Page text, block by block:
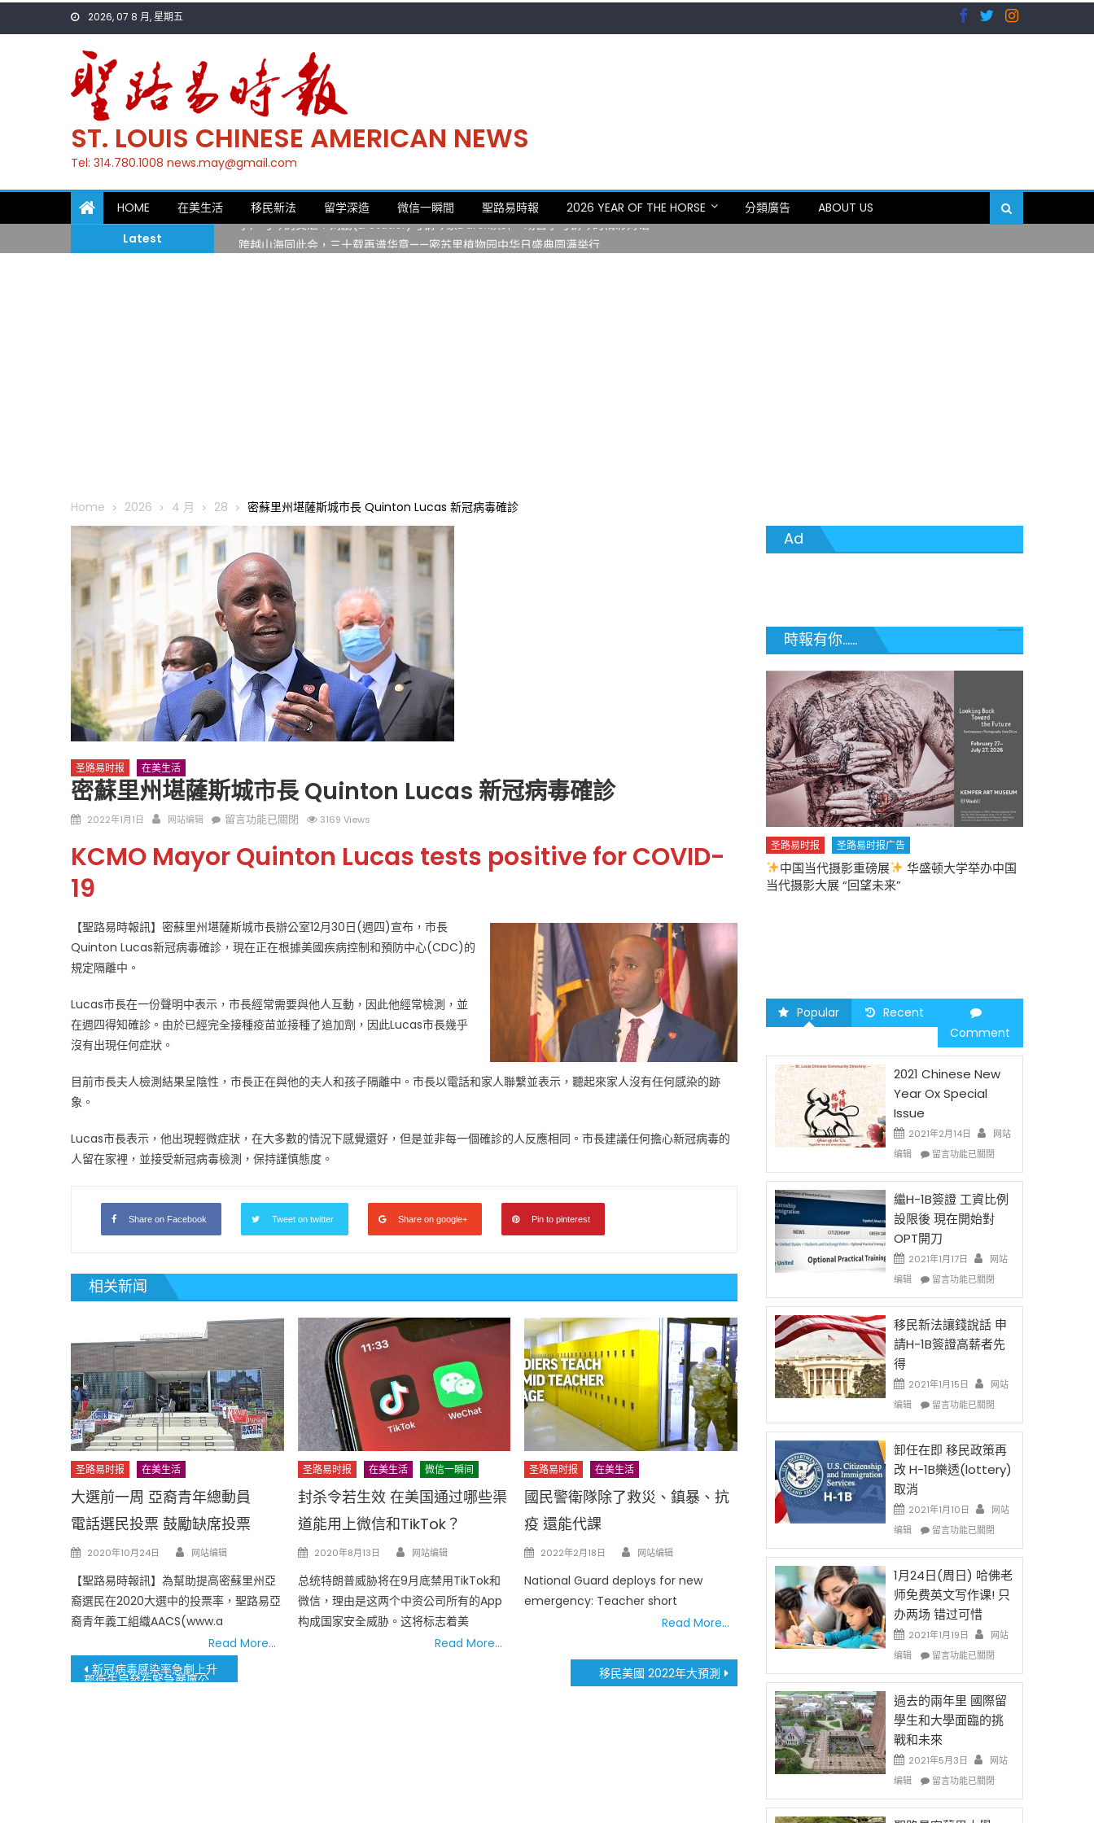
2026, 07 8 月, 星期五
ST. LOUIS CHINESE AMERICAN NEWS
Tel: 314.780.1008 news.may@gmail.com
HOME 在美生活 移民新法 留学深造 微信一瞬間 聖路易時報 2026 YEAR OF THE HORSE 分類廣告
ABOUT US
Latest
一晃三十年，初夏又相逢。中华日，等你来赴约 —— 密苏里植物园“中华日三十周年特别报道（五）
跨越山海同此会，三十载再谱华章——密苏里植物园中华日盛典圆满举行
Home 2026 4 月 28 密蘇里州堪薩斯城市長 Quinton Lucas 新冠病毒確診
圣路易时报 在美生活
密蘇里州堪薩斯城市長 Quinton Lucas 新冠病毒確診
Posted
2022年1月1日 Author
网站编辑
在
蘇
薩
斯
長
Quinton
冠
確
診〉
留言功能已關閉 3169 Views
KCMO Mayor Quinton Lucas tests positive for COVID-
19
【聖路易時報訊】密蘇里州堪薩斯城市長辦公室12月30日(週四)宣布，市長
Quinton Lucas新冠病毒確診，現在正在根據美國疾病控制和預防中心(CDC)的
規定隔離中。
Lucas市長在一份聲明中表示，市長經常需要與他人互動，因此他經常檢測，並
在週四得知確診。由於已經完全接種疫苗並接種了追加劑，因此Lucas市長幾乎
沒有出現任何症狀。
目前市長夫人檢測結果呈陰性，市長正在與他的夫人和孩子隔離中。市長以電話和家人聯繫並表示，聽起來家人沒有任何感染的跡
象。
Lucas市長表示，他出現輕微症狀，在大多數的情況下感覺還好，但是並非每一個確診的人反應相同。市長建議任何擔心新冠病毒的
人留在家裡，並接受新冠病毒檢測，保持謹慎態度。
Share on Facebook Tweet on twitter Share on google+ Pin to pinterest
相关新闻
圣路易时报 在美生活
大選前一周 亞裔青年總動員
電話選民投票 鼓勵缺席投票
Posted
2020年10月24日 Author
网站编辑
【聖路易時報訊】為幫助提高密蘇里州亞
裔選民在2020大選中的投票率，聖路易亞
裔青年義工組織AACS(www.a
Read More…
圣路易时报 在美生活 微信一瞬间
封杀令若生效 在美国通过哪些渠
道能用上微信和TikTok？
Posted
2020年8月13日 Author
网站编辑
总统特朗普威胁将在9月底禁用TikTok和
微信，理由是这两个中资公司所有的App
构成国家安全威胁。这将标志着美
Read More…
圣路易时报 在美生活
國民警衛隊除了救災、鎮暴、抗
疫 還能代課
Posted
2022年2月18日 Author
网站编辑
National Guard deploys for new
emergency: Teacher short
Read More…
文新冠病毒感染率急劇上升
郡衛生局發布緊急嚴厲公共衛生警告 移民美國 2022年大預測
Ad
時報有你......
Lu Team 卢长志
圣路易时报 圣路易时报广告
9点至中午 Grace UM Church
圣路易时报 圣路易时报广告
圣路易时报 圣路易时报广告
中国当代摄影重磅展
华盛顿大学举办中国
当代摄影大展 “回望未来”
Popular
Recent
Comment
2021 Chinese New
Year Ox Special
Issue
2021年2月14日
网站
编辑
在
Chinese
New
Year
Ox
Special
Issue〉
中
留言功能已關閉
繼H-1B簽證 工資比例
設限後 現在開始對
OPT開刀
2021年1月17日
网站
编辑
在
H-
1B
簽
證
資
比
設
限
後
現
開
始
對
OPT
開
刀〉
中
留言功能已關閉
移民新法讓錢說話 申
請H-1B簽證高薪者先
得
2021年1月15日
网站
编辑
在
民
新
法
讓
說
話
請
H-
1B
簽
證
高
薪
者
先
得〉
中
留言功能已關閉
卸任在即 移民政策再
改 H-1B樂透(lottery)
取消
2021年1月10日
网站
编辑
在
任
在
即
移
民
政
策
改
H-
1B
樂
透
(lottery)
取
消〉
中
留言功能已關閉
1月24日(周日) 哈佛老
师免费英文写作课! 只
办两场 错过可惜
2021年1月19日
网站
编辑
在
月
24
日
(周
日)
哈
佛
师
留言功能已關閉
過去的兩年里 國際留
學生和大學面臨的挑
戰和未來
2021年5月3日
网站
编辑
在
去
留言功能已關閉